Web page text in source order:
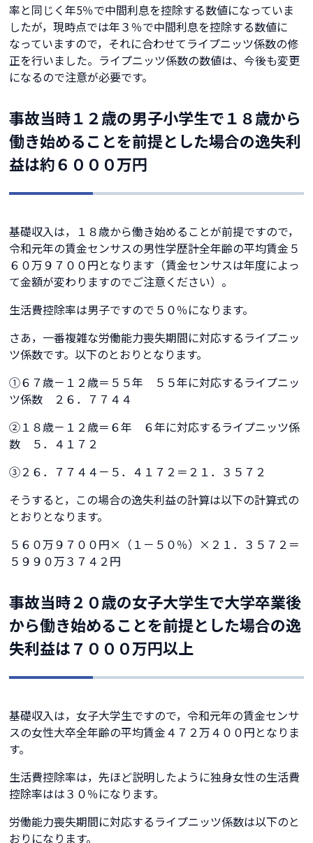
率と同じく年5％で中間利息を控除する数値になっていま
したが，現時点では年３％で中間利息を控除する数値に
なっていますので，それに合わせてライプニッツ係数の修
正を行いました。ライプニッツ係数の数値は、今後も変更
になるので注意が必要です。
事故当時１２歳の男子小学生で１８歳から
働き始めることを前提とした場合の逸失利
益は約６０００万円
基礎収入は，１８歳から働き始めることが前提ですので，
令和元年の賃金センサスの男性学歴計全年齢の平均賃金５
６０万９７００円となります（賃金センサスは年度によっ
て金額が変わりますのでご注意ください）。
生活費控除率は男子ですので５０％になります。
さあ，一番複雑な労働能力喪失期間に対応するライプニッ
ツ係数です。以下のとおりとなります。
①６７歳－１２歳＝５５年 ５５年に対応するライプニッ
ツ係数 ２６．７７４４
②１８歳－１２歳＝６年 ６年に対応するライプニッツ係
数 ５．４１７２
③２６．７７４４－５．４１７２＝２１．３５７２
そうすると，この場合の逸失利益の計算は以下の計算式の
とおりとなります。
５６０万９７００円×（１－５０％）×２１．３５７２＝
５９９０万３７４２円
事故当時２０歳の女子大学生で大学卒業後
から働き始めることを前提とした場合の逸
失利益は７０００万円以上
基礎収入は，女子大学生ですので，令和元年の賃金センサ
スの女性大卒全年齢の平均賃金４７２万４００円となりま
す。
生活費控除率は，先ほど説明したように独身女性の生活費
控除率はは３０％になります。
労働能力喪失期間に対応するライプニッツ係数は以下のと
おりになります。